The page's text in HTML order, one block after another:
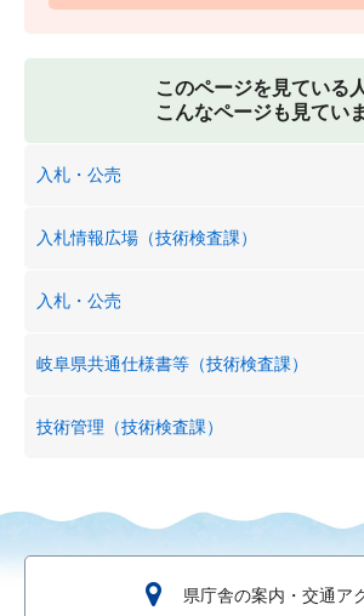
このページを見ている
こんなページも見てい
入札・公売
入札情報広場（技術検査課）
入札・公売
岐阜県共通仕様書等（技術検査課）
技術管理（技術検査課）
県庁舎の案内・交通ア